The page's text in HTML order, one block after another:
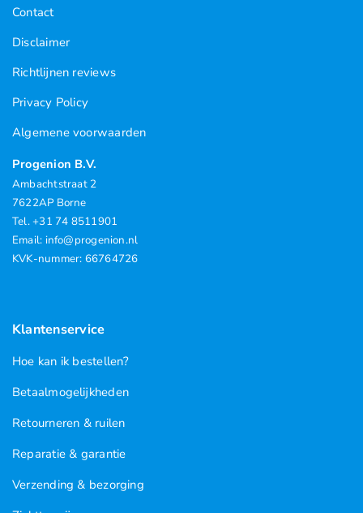
Contact
Contact
Disclaimer
Richtlijnen reviews
Privacy Policy
Algemene voorwaarden
Progenion B.V.
Ambachtstraat 2
7622AP Borne
Tel. +31 74 8511901
Email: info@progenion.nl
KVK-nummer: 66764726
Klantenservice
Hoe kan ik bestellen?
Betaalmogelijkheden
Retourneren & ruilen
Reparatie & garantie
Verzending & bezorging